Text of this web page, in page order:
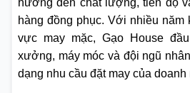
hàng đồng phục. Với nhiều năm
vực may mặc, Gạo House
xưởng, máy móc và đội ngũ
dạng nhu cầu đặt may của